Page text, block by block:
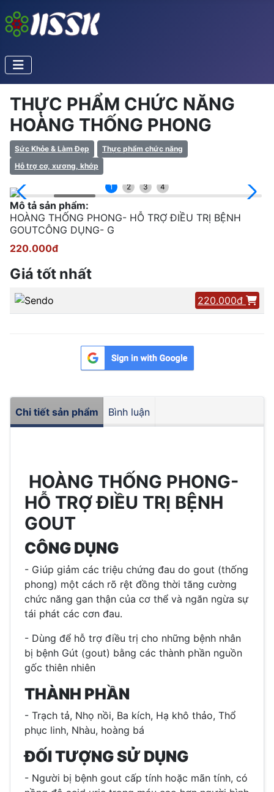
THỰC PHẨM CHỨC NĂNG
HOÀNG THỐNG PHONG
Sức Khỏe & Làm Đẹp
Thực phẩm chức năng
Hỗ trợ cơ, xương, khớp
1 2 3 4
Mô tả sản phẩm:
HOÀNG THỐNG PHONG- HỖ TRỢ ĐIỀU TRỊ BỆNH
GOUTCÔNG DỤNG- G
220.000đ
Giá tốt nhất
220.000đ
Chi tiết sản phẩm Bình luận
HOÀNG THỐNG PHONG-
HỖ TRỢ ĐIỀU TRỊ BỆNH
GOUT
CÔNG DỤNG
- Giúp giảm các triệu chứng đau do gout (thống
phong) một cách rõ rệt đồng thời tăng cường
chức năng gan thận của cơ thể và ngăn ngừa sự
tái phát các cơn đau.
- Dùng để hỗ trợ điều trị cho những bệnh nhân
bị bệnh Gút (gout) bằng các thành phần nguồn
gốc thiên nhiên
THÀNH PHẦN
- Trạch tả, Nhọ nồi, Ba kích, Hạ khô thảo, Thổ
phục linh, Nhàu, hoàng bá
ĐỐI TƯỢNG SỬ DỤNG
- Người bị bệnh gout cấp tính hoặc mãn tính, có